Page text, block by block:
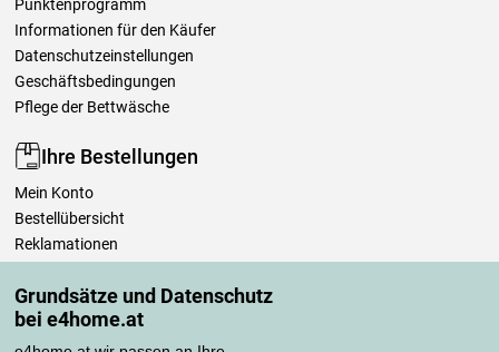
Grundsätze und Datenschutz
bei e4home.at
Punktenprogramm
Informationen für den Käufer
Datenschutzeinstellungen
Geschäftsbedingungen
Pflege der Bettwäsche
Ihre Bestellungen
Mein Konto
Bestellübersicht
Reklamationen
Einfach mehr wissen
Richtlinien zur Verarbeitung von Bewertungen